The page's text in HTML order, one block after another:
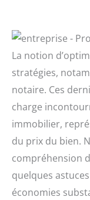
La notion
stratégies,
notaire. Ces
charge
immobilier,
du prix du bien.
compréhension
quelques
économies